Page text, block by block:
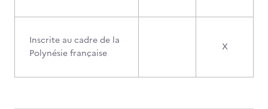
Inscrite au cadre de la
Polynésie française
X